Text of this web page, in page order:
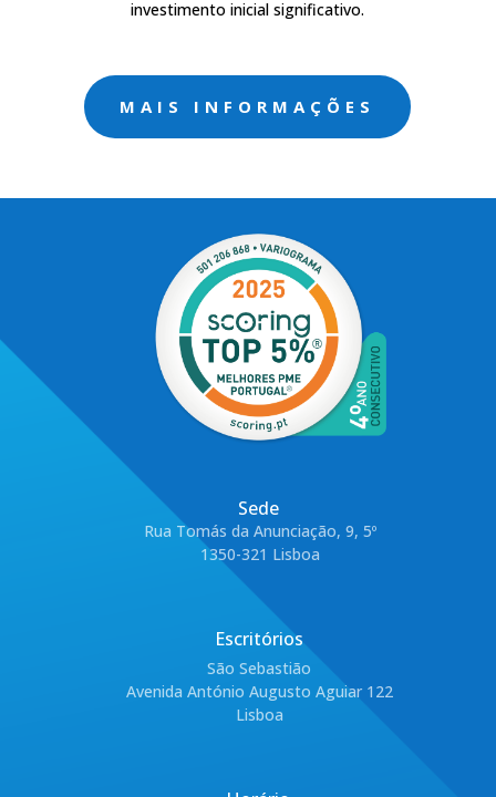
investimento inicial significativo.
MAIS INFORMAÇÕES
Sede
Rua Tomás da Anunciação, 9, 5º
1350-321 Lisboa
Escritórios
São Sebastião
Avenida António Augusto Aguiar 122
Lisboa